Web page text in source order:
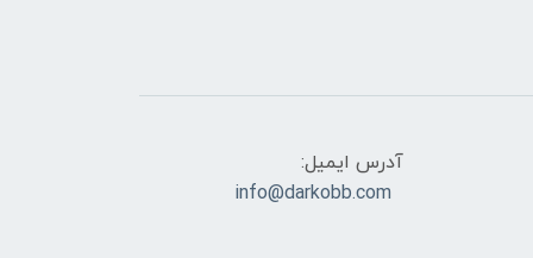
آدرس ایمیل:
info@darkobb.com